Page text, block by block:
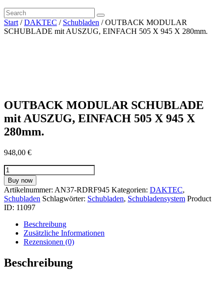
Start /DAKTEC / Schubladen / OUTBACK MODULAR
SCHUBLADE mit AUSZUG, EINFACH 505 X 945 X 280mm.
OUTBACK MODULAR SCHUBLADE
mit AUSZUG, EINFACH 505 X 945 X
280mm.
948,00 €
OUTBACK
MODULAR
SCHUBLADE
mit
AUSZUG,
EINFACH
280mm.
Menge
Buy now
Artikelnummer: AN37-RDRF945 Kategorien: DAKTEC,
Schubladen Schlagwörter: Schubladen, Schubladensystem Product
ID: 11097
Beschreibung
Zusätzliche Informationen
Rezensionen (0)
Beschreibung